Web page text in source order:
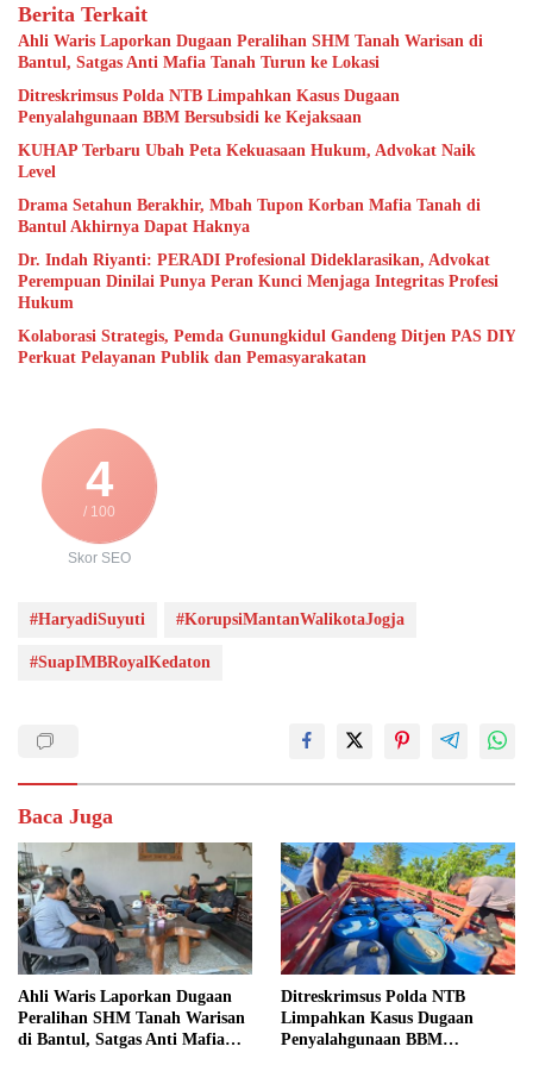
Berita Terkait
Ahli Waris Laporkan Dugaan Peralihan SHM Tanah Warisan di
Bantul, Satgas Anti Mafia Tanah Turun ke Lokasi
Ditreskrimsus Polda NTB Limpahkan Kasus Dugaan
Penyalahgunaan BBM Bersubsidi ke Kejaksaan
KUHAP Terbaru Ubah Peta Kekuasaan Hukum, Advokat Naik
Level
Drama Setahun Berakhir, Mbah Tupon Korban Mafia Tanah di
Bantul Akhirnya Dapat Haknya
Dr. Indah Riyanti: PERADI Profesional Dideklarasikan, Advokat
Perempuan Dinilai Punya Peran Kunci Menjaga Integritas Profesi
Hukum
Kolaborasi Strategis, Pemda Gunungkidul Gandeng Ditjen PAS DIY
Perkuat Pelayanan Publik dan Pemasyarakatan
4
/ 100
Skor SEO
#HaryadiSuyuti #KorupsiMantanWalikotaJogja
#SuapIMBRoyalKedaton
Baca Juga
Ahli Waris Laporkan Dugaan
Peralihan SHM Tanah Warisan
di Bantul, Satgas Anti Mafia
Ditreskrimsus Polda NTB
Limpahkan Kasus Dugaan
Penyalahgunaan BBM